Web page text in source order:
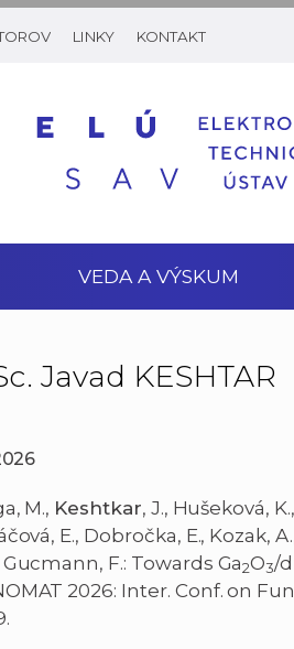
LINKY KONTAKT
VEDA A VÝSKUM
Javad KESHTAR
M., Keshtkar, J., Hušeková,
E., Dobročka, E., Kozak,
F.: Towards Ga2O3/
2026: Inter. Conf. on